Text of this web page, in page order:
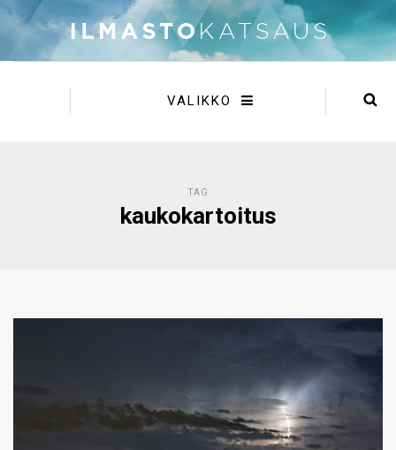
VALIKKO
TAG
kaukokartoitus